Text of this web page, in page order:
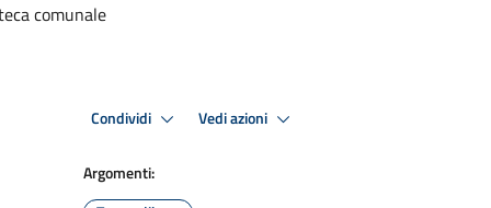
comunale
Condividi Vedi azioni
Argomenti: